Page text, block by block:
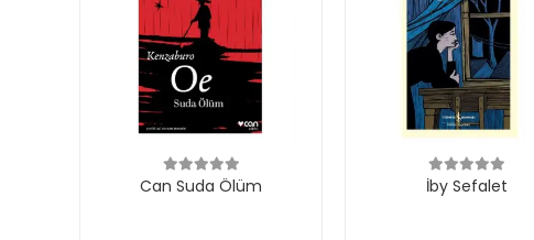
Can Suda Ölüm İby Sefalet